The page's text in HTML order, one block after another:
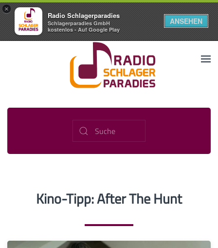
×
Radio Schlagerparadies
Schlagerparadies GmbH
kostenlos - Auf Google Play
ANSEHEN
Kino-Tipp: After The Hunt